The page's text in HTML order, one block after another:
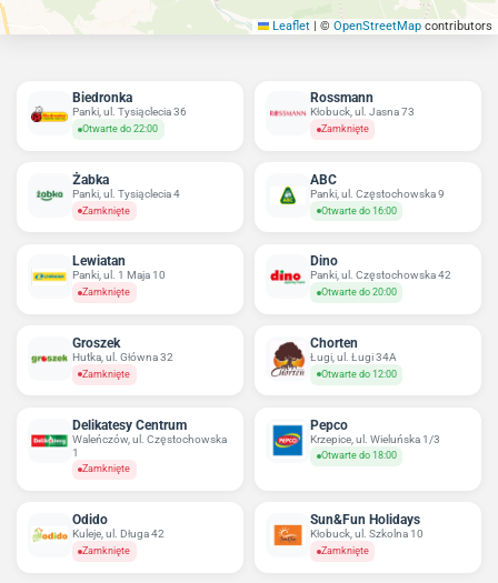
Leaflet | © OpenStreetMap contributors
Biedronka
Panki, ul. Tysiąclecia 36
Otwarte do 22:00
Rossmann
Kłobuck, ul. Jasna 73
Zamknięte
Żabka
Panki, ul. Tysiąclecia 4
Zamknięte
ABC
Panki, ul. Częstochowska 9
Otwarte do 16:00
Lewiatan
Panki, ul. 1 Maja 10
Zamknięte
Dino
Panki, ul. Częstochowska 42
Otwarte do 20:00
Groszek
Hutka, ul. Główna 32
Zamknięte
Chorten
Ługi, ul. Ługi 34A
Otwarte do 12:00
Delikatesy Centrum
Waleńczów, ul. Częstochowska
1
Zamknięte
Pepco
Krzepice, ul. Wieluńska 1/3
Otwarte do 18:00
Odido
Kuleje, ul. Długa 42
Zamknięte
Sun&Fun Holidays
Kłobuck, ul. Szkolna 10
Zamknięte